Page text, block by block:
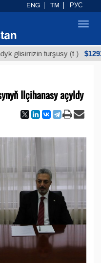
turşusy (t.) $12935,18
Ilçihanasy açyldy
ENG TM РУС